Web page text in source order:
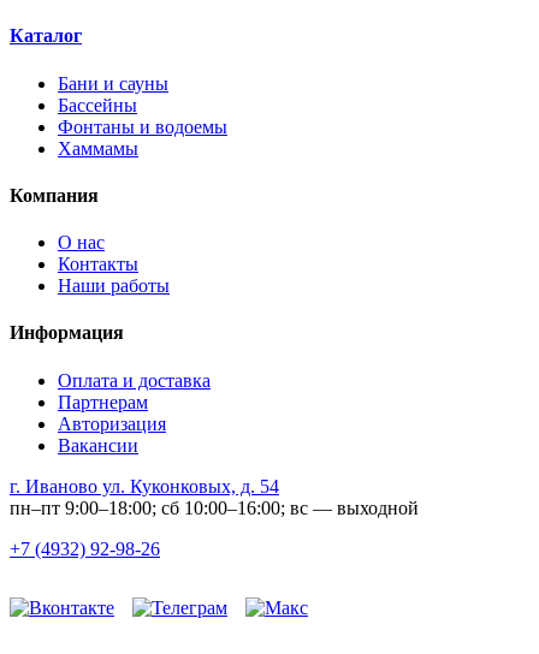
Каталог
Бани и сауны
Бассейны
Фонтаны и водоемы
Хаммамы
Компания
О нас
Контакты
Наши работы
Информация
Оплата и доставка
Партнерам
Авторизация
Вакансии
г. Иваново ул. Куконковых, д. 54
пн–пт 9:00–18:00; сб 10:00–16:00; вс — выходной
+7 (4932) 92-98-26